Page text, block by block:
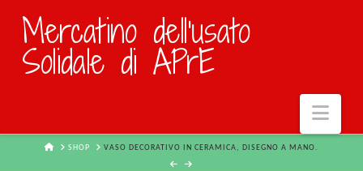
Mercatino dell'usato
Solidale di APrE
HOMESHOP VASO DECORATIVO IN CERAMICA, DISEGNO A MANO.